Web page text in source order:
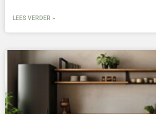
LEES VERDER »